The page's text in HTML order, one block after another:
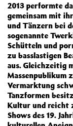
2013 performte
gemeinsam mit
und Tänzern bei
sogenannte
Schütteln und
zu basslastigen
aus. Gleichzeitig
Massenpublikum
Vermarktung
Tanzformen
Kultur und reicht
Shows des 19.